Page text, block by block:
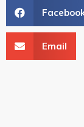
Email